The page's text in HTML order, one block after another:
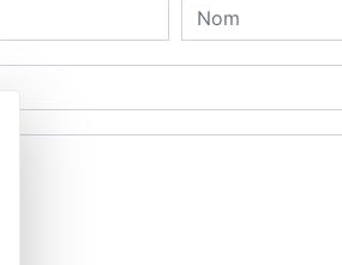
Masquer le bandeau